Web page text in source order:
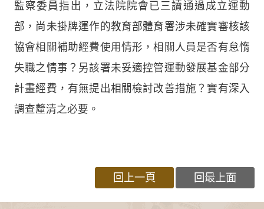
監察委員指出，立法院院會已三讀通過成立運動
部，尚未掛牌運作的教育部體育署涉未確實審核該
協會相關補助經費使用情形，相關人員是否有怠惰
失職之情事？另該署未妥適控管運動發展基金部分
計畫經費，有無提出相關檢討改善措施？實有深入
調查釐清之必要。
回上一頁 回最上面